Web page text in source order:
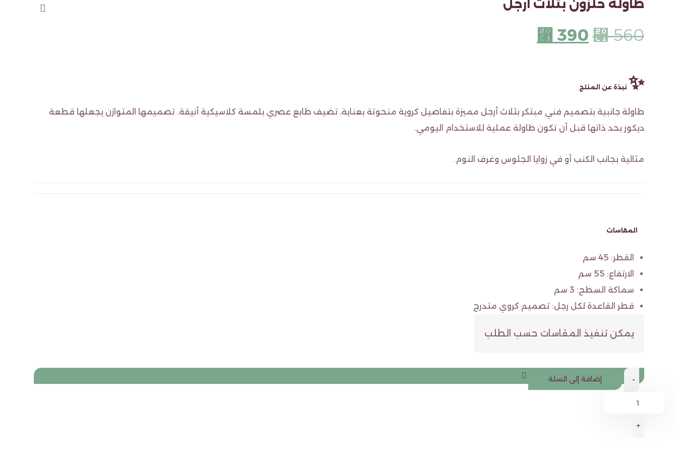
طاولة حلزون بثلاث ارجل
⃁560
⃁ 390
✨ نبذة عن المنتج
طاولة جانبية بتصميم فني مبتكر بثلاث أرجل مميزة بتفاصيل كروية منحوتة بعناية، تضيف طابع عصري بلمسة كلاسيكية أنيقة. تصميمها المتوازن يجعلها قطعة
ديكور بحد ذاتها قبل أن تكون طاولة عملية للاستخدام اليومي.
مثالية بجانب الكنب أو في زوايا الجلوس وغرف النوم.
المقاسات
القطر: 45 سم
الارتفاع: 55 سم
سماكة السطح: 3 سم
قطر القاعدة لكل رجل: تصميم كروي متدرج
يمكن تنفيذ المقاسات حسب الطلب
-
+
إضافة إلى السلة